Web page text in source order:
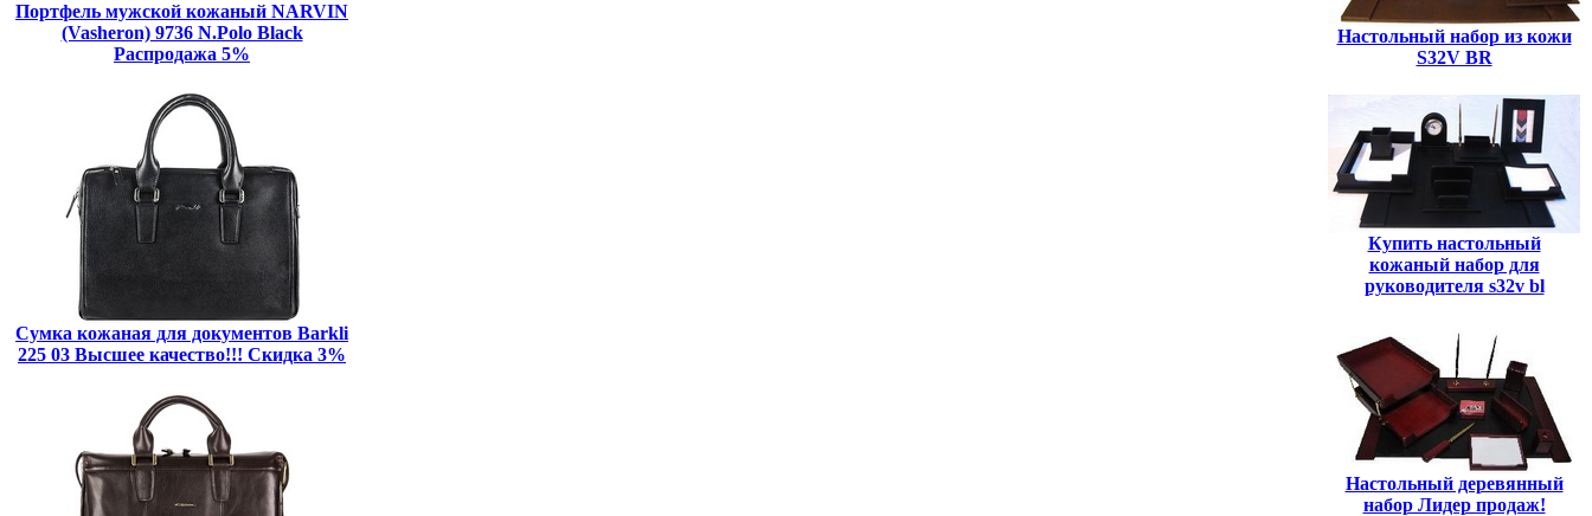
Портфель мужской кожаный NARVIN
(Vasheron) 9736 N.Polo Black
Распродажа 5%
Сумка кожаная для документов Barkli
225 03 Высшее качество!!! Скидка 3%
Настольный набор из кожи
S32V BR
Купить настольный
кожаный набор для
руководителя s32v bl
Настольный деревянный
набор Лидер продаж!